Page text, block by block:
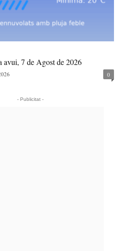
avui, 7 de Agost de 2026
0
- Publicitat -